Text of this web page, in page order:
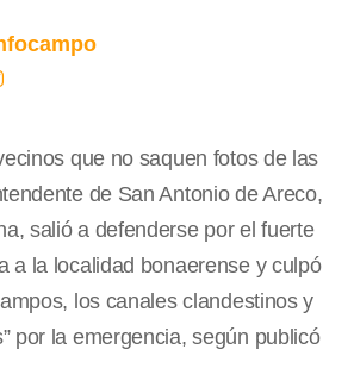
que no saquen fotos de las
de San Antonio de Areco,
salió a defenderse por el fuerte
a la localidad bonaerense y culpó
los canales clandestinos y
por la emergencia, según publicó